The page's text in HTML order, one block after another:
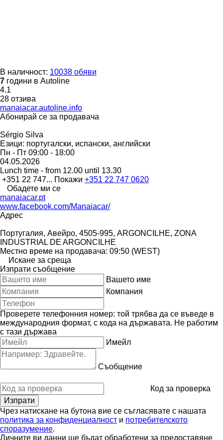
В наличност: 10038 обяви
7 години в Autoline
4.1
28 отзива
manaiacar.autoline.info
Абонирай се за продавача
Sérgio Silva
Езици: португалски, испански, английски
Пн - Пт 09:00 - 18:00
04.05.2026
Lunch time - from 12.00 until 13.30
+351 22 747... Покажи +351 22 747 0620
Обадете ми се
manaiacar.pt
www.facebook.com/Manaiacar/
Адрес
Португалия, Авейро, 4505-995, ARGONCILHE, ZONA
INDUSTRIAL DE ARGONCILHE
Местно време на продавача: 09:50 (WEST)
Искане за среща
Изпрати съобщение
Вашето име
Компания
Проверете телефонния номер: той трябва да се въведе в
международния формат, с кода на държавата. Не работим
с тази държава
Имейл
Съобщение
Код за проверка
Чрез натискане на бутона вие се съгласявате с нашата
политика за конфиденциалност и потребителското
споразумение.
Личните ви данни ще бъдат обработени за предоставяне